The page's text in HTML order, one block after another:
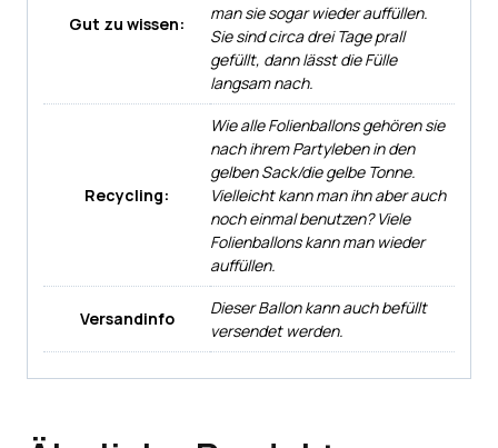
Gut zu wissen:
man sie sogar wieder auffüllen.
Sie sind circa drei Tage prall
gefüllt, dann lässt die Fülle
langsam nach.
Recycling:
Wie alle Folienballons gehören sie
nach ihrem Partyleben in den
gelben Sack/die gelbe Tonne.
Vielleicht kann man ihn aber auch
noch einmal benutzen? Viele
Folienballons kann man wieder
auffüllen.
Versandinfo
Dieser Ballon kann auch befüllt
versendet werden.